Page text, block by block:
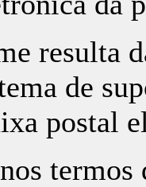
da
de
postal
da